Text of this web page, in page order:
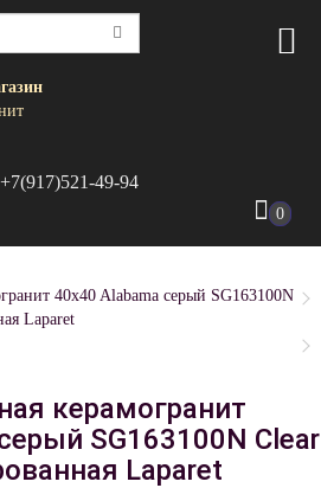
+7(917)521-49-94
0
40x40 Alabama серый SG163100N
Laparet
керамогранит
SG163100N Clear
Laparet